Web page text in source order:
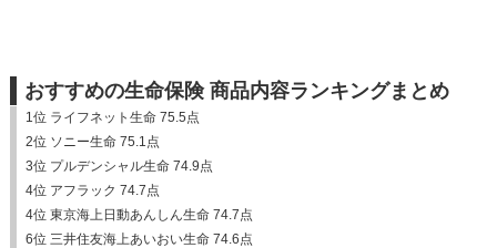
おすすめの生命保険 商品内容ランキングまとめ
1位 ライフネット生命 75.5点
2位 ソニー生命 75.1点
3位 プルデンシャル生命 74.9点
4位 アフラック 74.7点
4位 東京海上日動あんしん生命 74.7点
6位 三井住友海上あいおい生命 74.6点